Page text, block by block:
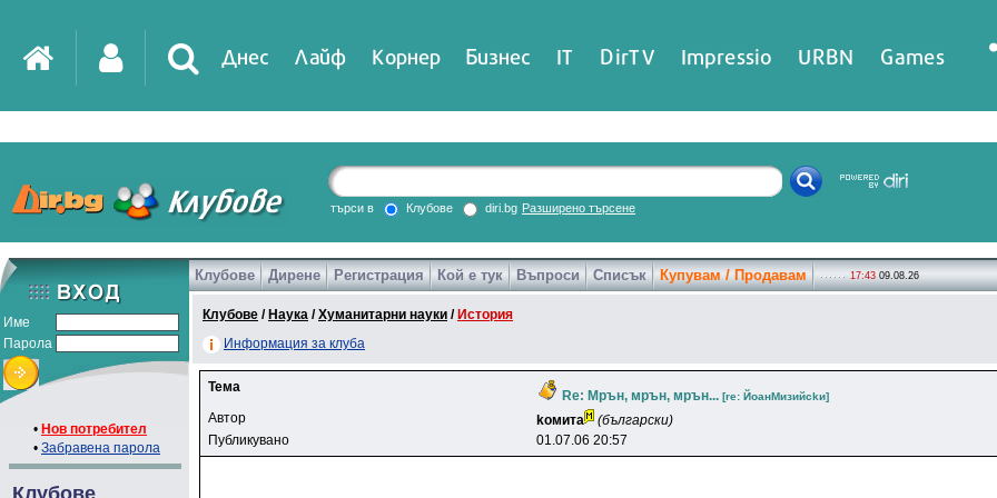
Днес Лайф Корнер Бизнес IT DirTV Impressio URBN Games
търси в Клубове diri.bg Разширено търсене
Име
Парола
• Нов потребител
• Забравена парола
Клубове
Клубове Дирене Регистрация Кой е тук Въпроси Списък Купувам / Продавам 17:43 09.08.26
Клубове / Наука /Хуманитарни науки / История
Информация за клуба
Тема
Re: Мрън, мрън, мрън... [re: ЙoaнMизийckи]
Автор koмитa
(български)
Публикувано
01.07.06 20:57